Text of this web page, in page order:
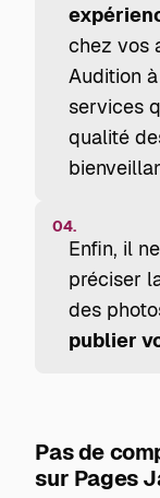
chez vos
Audition
services
qualité
04.
Enfin, il
préciser
des
publier
Pas de
sur Pages